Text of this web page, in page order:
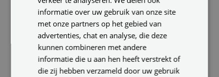
Wil je weten wat er allemaal mogelijk is met
de verlichtingsoplossingen van Plameco?
Bekijk dan ons complete verlichtingsaanbod.
Ons verlichtingsaanbod
informatie over uw gebruik van onze site
met onze partners op het gebied van
advertenties, chat en analyse, die deze
kunnen combineren met andere
informatie die u aan hen heeft verstrekt of
die zij hebben verzameld door uw gebruik